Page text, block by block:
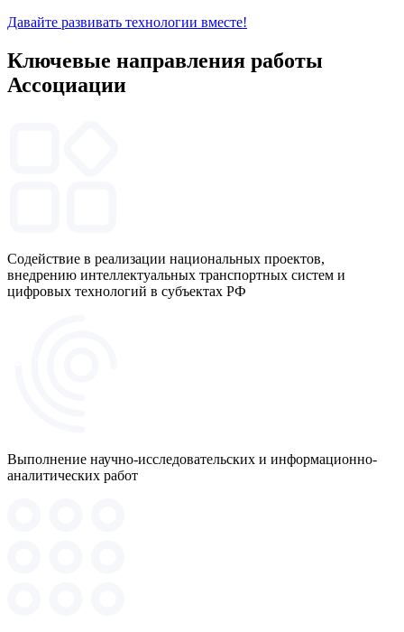
Давайте развивать технологии вместе!
Ключевые направления работы
Ассоциации
Содействие в реализации национальных проектов,
внедрению интеллектуальных транспортных систем и
цифровых технологий в субъектах РФ
Выполнение научно-исследовательских и информационно-
аналитических работ